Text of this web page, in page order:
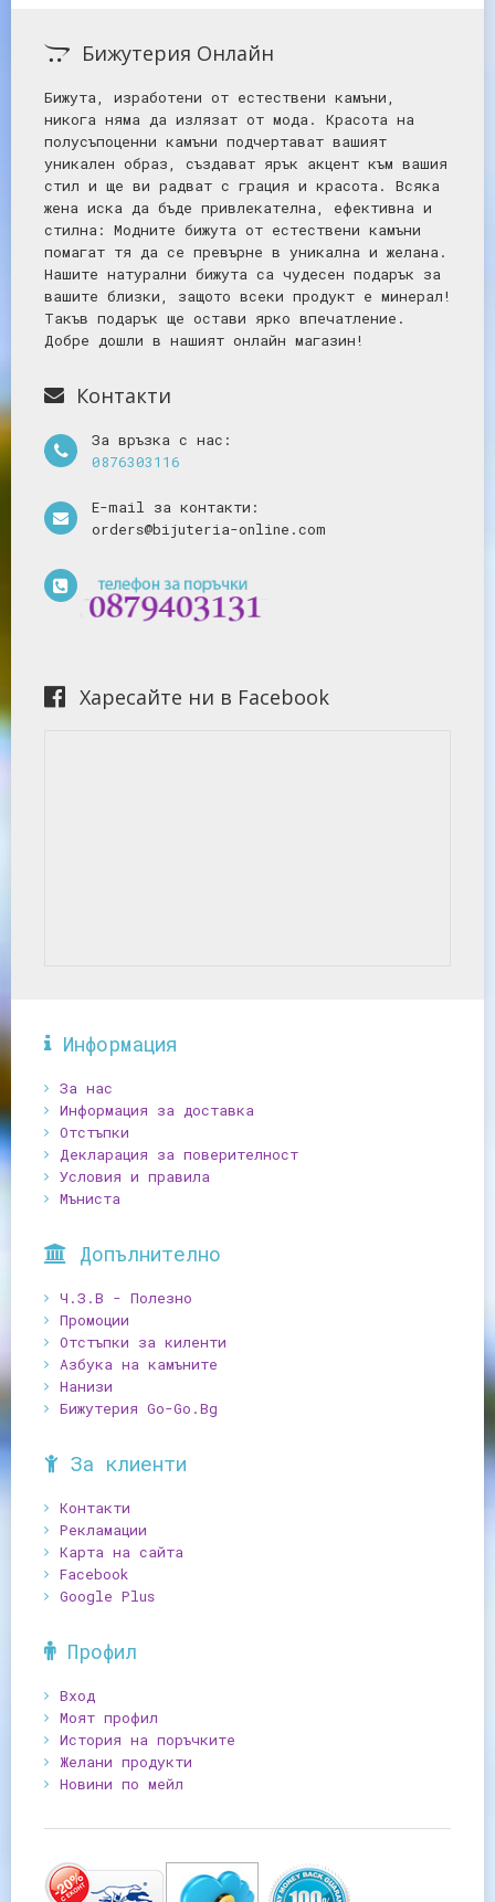
Бижутерия Онлайн
Бижута, изработени от естествени камъни,
никога няма да излязат от мода. Красота на
полусъпоценни камъни подчертават вашият
уникален образ, създават ярък акцент към вашия
стил и ще ви радват с грация и красота. Всяка
жена иска да бъде привлекателна, ефективна и
стилна: Mодните бижута от естествени камъни
помагат тя да се превърне в уникална и желана.
Нашите натурални бижута са чудесен подарък за
вашите близки, защото всеки продукт е минерал!
Такъв подарък ще остави ярко впечатление.
Добре дошли в нашият онлайн магазин!
Контакти
За връзка с нас:
0876303116
E-mail за контакти:
orders@bijuteria-online.com
Харесайте ни в Facebook
Информация
За нас
Информация за доставка
Отстъпки
Декларация за поверителност
Условия и правила
Мъниста
Допълнително
Ч.З.В - Полезно
Промоции
Отстъпки за киленти
Азбука на камъните
Нанизи
Бижутерия Go-Go.Bg
За клиенти
Контакти
Рекламации
Карта на сайта
Facebook
Google Plus
Профил
Вход
Моят профил
История на поръчките
Желани продукти
Новини по мейл